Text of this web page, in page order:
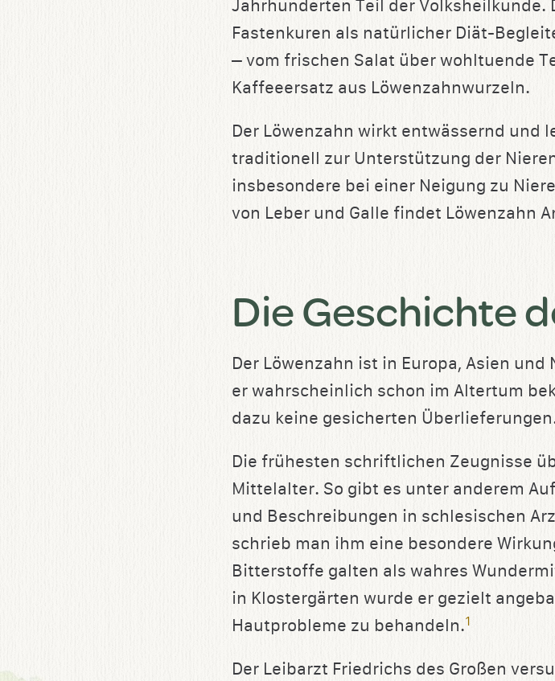
Jahrhunderten Teil der
Fastenkuren als natürlicher Diät-
– vom frischen Salat über wohltuende
Kaffeeersatz aus Löwenzahnwurzeln.
Der Löwenzahn wirkt entwässernd und
traditionell zur Unterstützung der
insbesondere bei einer Neigung zu
von Leber und Galle findet Löwenzahn
Die Geschichte
Der Löwenzahn ist in Europa, Asien
er wahrscheinlich schon im Altertum
dazu keine gesicherten
Die frühesten schriftlichen Zeugnisse
Mittelalter. So gibt es unter anderem
und Beschreibungen in schlesischen
schrieb man ihm eine besondere
Bitterstoffe galten als wahres
in Klostergärten wurde er gezielt
Hautprobleme zu behandeln.1
Der Leibarzt Friedrichs des Großen